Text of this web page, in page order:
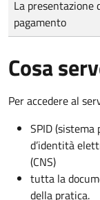
La presentazione
pagamento
Cosa
Per accedere al
SPID
d’identità
(CNS)
tutta la
della pratica.